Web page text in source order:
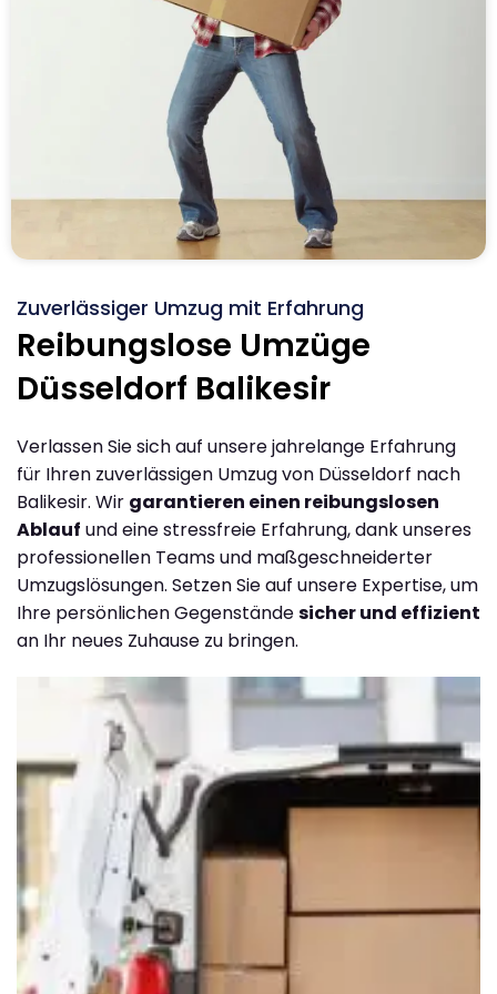
Zuverlässiger Umzug mit Erfahrung
Reibungslose Umzüge
Düsseldorf Balikesir
Verlassen Sie sich auf unsere jahrelange Erfahrung
für Ihren zuverlässigen Umzug von Düsseldorf nach
Balikesir. Wir garantieren einen reibungslosen
Ablauf und eine stressfreie Erfahrung, dank unseres
professionellen Teams und maßgeschneiderter
Umzugslösungen. Setzen Sie auf unsere Expertise, um
Ihre persönlichen Gegenständesicher und effizient
an Ihr neues Zuhause zu bringen.